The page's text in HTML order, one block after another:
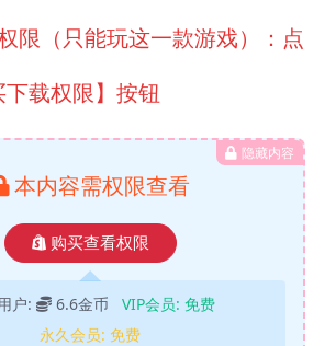
限（只能玩这一款游戏）：点
载权限】按钮
隐藏内容
本内容需权限查看
购买查看权限
户: 6.6金币 VIP会员: 免费
永久会员: 免费